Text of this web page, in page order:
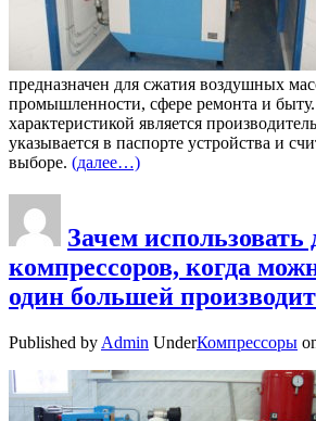
предназначен для сжатия воздушных
промышленности, сфере ремонта и
характеристикой является
указывается в паспорте устройства и
выборе. (далее…)
Зачем использовать
компрессоров, когда
один большей
Published by Admin UnderКомпрессоры